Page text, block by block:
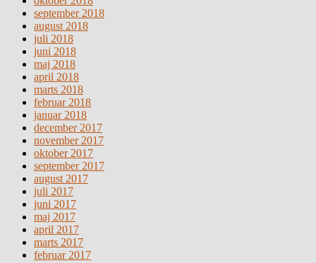
september 2018
august 2018
juli 2018
juni 2018
maj 2018
april 2018
marts 2018
februar 2018
januar 2018
december 2017
november 2017
oktober 2017
september 2017
august 2017
juli 2017
juni 2017
maj 2017
april 2017
marts 2017
februar 2017